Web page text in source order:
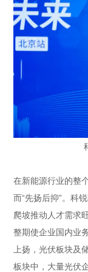
在新能源行业的整
而“先扬后抑”。科
爬坡推动人才需求
整期使企业国内业
上扬，光伏板块及
板块中，大量光伏